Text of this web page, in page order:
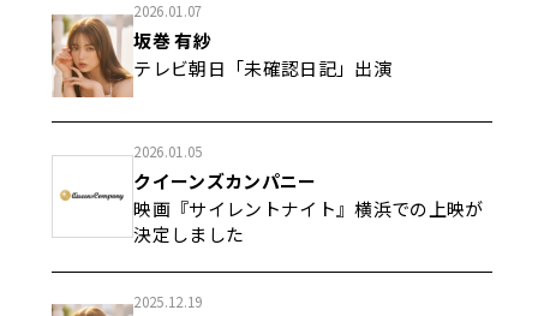
2026.01.07
坂巻 有紗
テレビ朝日「未確認日記」出演
2026.01.05
クイーンズカンパニー
映画『サイレントナイト』横浜での上映が
決定しました
2025.12.19